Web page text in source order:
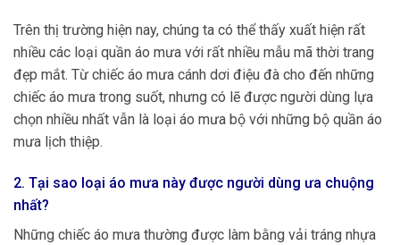
Trên thị trường hiện nay, chúng ta có thể thấy xuất hiện rất
nhiều các loại quần áo mưa với rất nhiều mẫu mã thời trang
đẹp mắt. Từ chiếc áo mưa cánh dơi điệu đà cho đến những
chiếc áo mưa trong suốt, nhưng có lẽ được người dùng lựa
chọn nhiều nhất vẫn là loại áo mưa bộ với những bộ quần áo
mưa lịch thiệp.
2. Tại sao loại áo mưa này được người dùng ưa chuộng
nhất?
Những chiếc áo mưa thường được làm bằng vải tráng nhựa